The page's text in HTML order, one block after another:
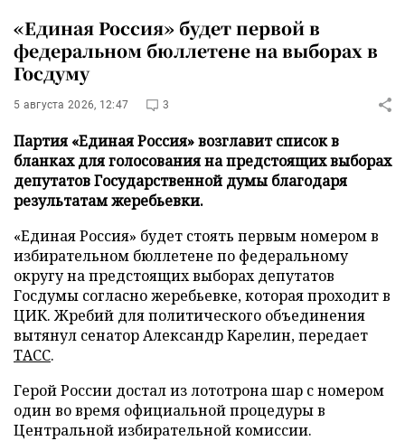
«Единая Россия» будет первой в
федеральном бюллетене на выборах в
Госдуму
5 августа 2026, 12:47 3
Партия «Единая Россия» возглавит список в
бланках для голосования на предстоящих выборах
депутатов Государственной думы благодаря
результатам жеребьевки.
«Единая Россия» будет стоять первым номером в
избирательном бюллетене по федеральному
округу на предстоящих выборах депутатов
Госдумы согласно жеребьевке, которая проходит в
ЦИК. Жребий для политического объединения
вытянул сенатор Александр Карелин, передает
ТАСС.
Герой России достал из лототрона шар с номером
один во время официальной процедуры в
Центральной избирательной комиссии.